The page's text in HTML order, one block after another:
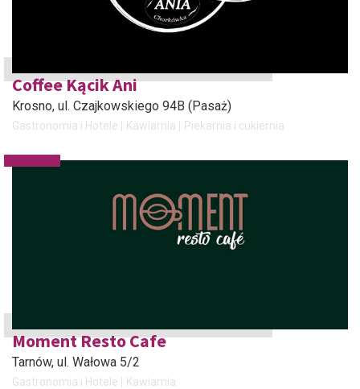
Coffee Kącik Ani
Krosno, ul. Czajkowskiego 94B (Pasaż)
Gastronomia i Hotele Kawiarnia Piekarnia i cukiernia
Moment Resto Cafe
Tarnów, ul. Wałowa 5/2
Gastronomia i Hotele Kawiarnia